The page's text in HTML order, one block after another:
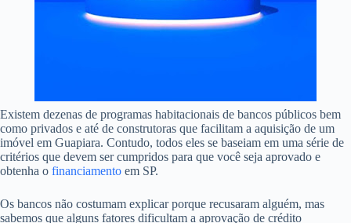
Existem dezenas de programas habitacionais de bancos públicos bem
como privados e até de construtoras que facilitam a aquisição de um
imóvel em Guapiara. Contudo, todos eles se baseiam em uma série de
critérios que devem ser cumpridos para que você seja aprovado e
obtenha o financiamento em SP.
Os bancos não costumam explicar porque recusaram alguém, mas
sabemos que alguns fatores dificultam a aprovação de crédito